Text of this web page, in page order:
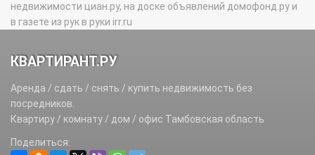
Кирсановский р-н.
Котовск г.
Мичуринский р-н.
Мордовский р-н.
Моршанск г.
Моршанский р-н.
Мучкапский р-н.
Первомайский р-н.
недвижимости циан.ру, на доске объявлений домофонд.ру и
в газете из рук в руки irr.ru
КВАРТИРАНТ.РУ
Аренда / сдать / снять / купить недвижимость без
посредников.
Квартиру / комнату / дом / офис Тамбовская область
Поделиться: